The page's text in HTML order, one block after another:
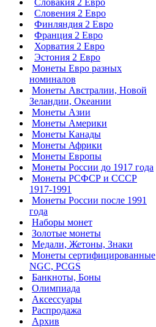
Словакия 2 Евро
Словения 2 Евро
Финляндия 2 Евро
Франция 2 Евро
Хорватия 2 Евро
Эстония 2 Евро
Монеты Евро разных
номиналов
Монеты Австралии, Новой
Зеландии, Океании
Монеты Азии
Монеты Америки
Монеты Канады
Монеты Африки
Монеты Европы
Монеты России до 1917 года
Монеты РСФСР и СССР
1917-1991
Монеты России после 1991
года
Наборы монет
Золотые монеты
Медали, Жетоны, Знаки
Монеты сертифицированные
NGC, PCGS
Банкноты, Боны
Олимпиада
Аксессуары
Распродажа
Архив